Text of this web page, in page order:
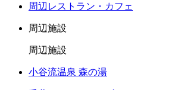
周辺レストラン・カフェ
周辺施設
周辺施設
小谷流温泉 森の湯